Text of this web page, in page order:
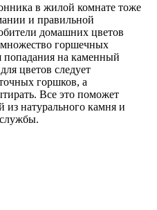
в жилой комнате тоже
и правильной
домашних цветов
горшечных
попадания на каменный
цветов следует
горшков, а
Все это поможет
натурального камня и